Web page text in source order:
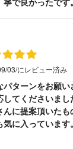
03/にレビュー済み
パターンをお願
してくださいま
んに提案頂いたも
気に入っていま